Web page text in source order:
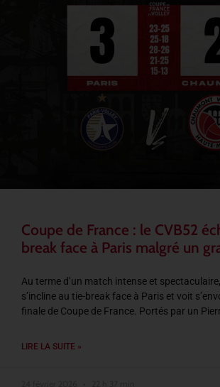
Coupe de France : le CVB52
break face à Paris malgré un
Au terme d’un match intense et
s’incline au tie-break face à Paris et voit
finale de Coupe de France. Portés par un
LIRE LA SUITE »